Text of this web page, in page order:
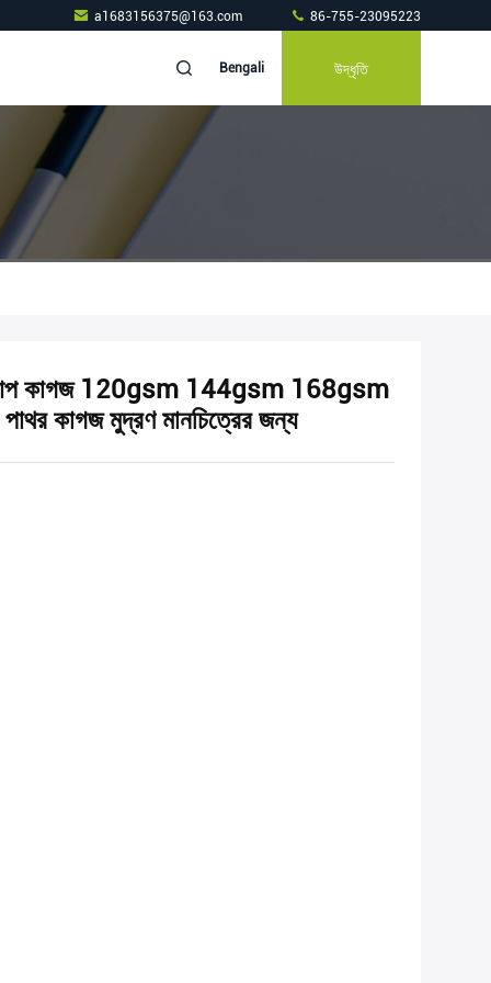
a1683156375@163.com 86-755-23095223
Bengali উদ্ধৃতি
আপ কাগজ 120gsm 144gsm 168gsm
কাগজ মুদ্রণ মানচিত্রের জন্য